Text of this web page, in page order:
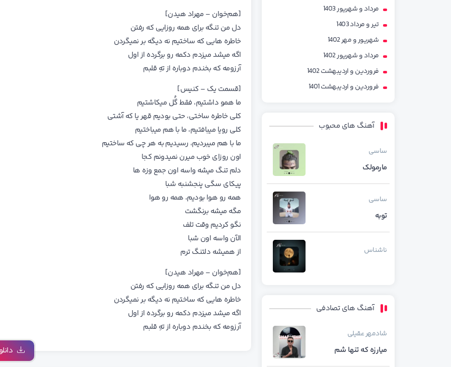
مرداد و شهریور 1403
تیر و مرداد 1403
شهریور و مهر 1402
مرداد و شهریور 1402
فروردین و اردیبهشت 1402
فروردین و اردیبهشت 1401
آهنگ های محبوب
ساسی
مارمولک
ساسی
توبه
ناشناس
آهنگ های تصادفی
شادمهر عقیلی
میارزه که تنها شم
[هم‌خوان – مهراد هیدن]
دل من تنگه برای همه روزایی که رفتن
خاطره هایی که ساختیم نه دیگه بر نمیگردن
اگه میشد میزدم دکمه رو برگرده از اول
آرزومه که بخندم دوباره از تهِ قلبم
[قسمت یک – کنیس]
ما همو داشتیم، فقط گُل میکاشتیم
کلی خاطره ساختی، حتی بودیم قهر یا که آشتی
کلی رویا میبافتیم، ما با هم میباختیم
ما با هم میبردیم، رسیدیم به هر چی که ساختیم
اون روزای خوب میرن نمیدونم کجا
دلم تنگ میشه واسه اون جمع وزه ها
پیکای سگی پنجشنبه شبا
همه رو هوا بودیم، همه رو هوا
مگه میشه برنگشت
نگو کردیم وقت تلف
الآن واسه اون شبا
از همیشه دلتنگ ترم
[هم‌خوان – مهراد هیدن]
دل من تنگه برای همه روزایی که رفتن
خاطره هایی که ساختیم نه دیگه بر نمیگردن
اگه میشد میزدم دکمه رو برگرده از اول
آرزومه که بخندم دوباره از تهِ قلبم